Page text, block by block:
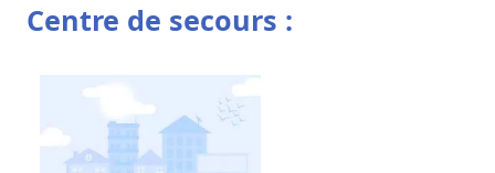
Centre de secours :